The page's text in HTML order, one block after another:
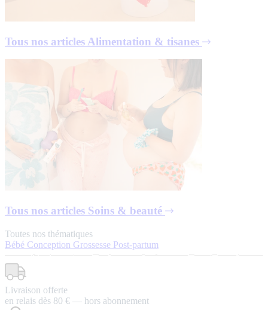
Tous nos articles Alimentation & tisanes
Tous nos articles Soins & beauté
Toutes nos thématiques
Bébé Conception Grossesse Post-partum
Livraison offerte
en relais dès 80 € — hors abonnement